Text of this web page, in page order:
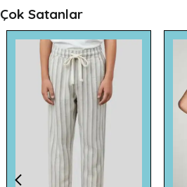
Çok Satanlar